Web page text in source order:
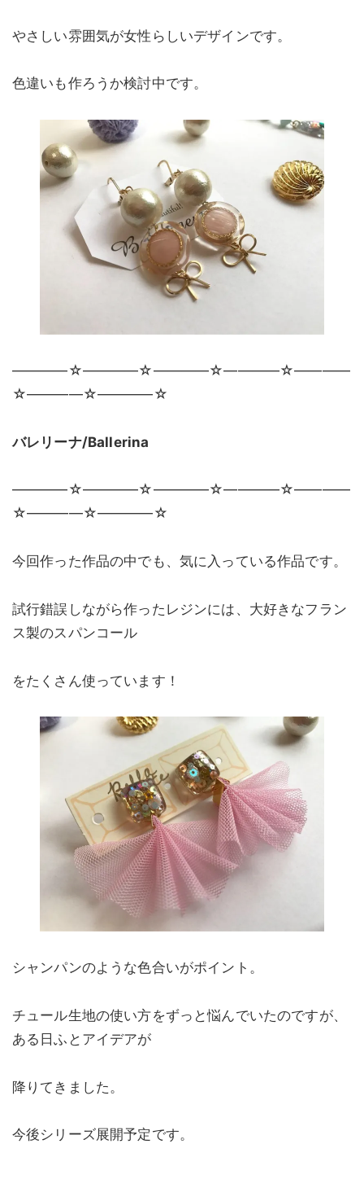
やさしい雰囲気が女性らしいデザインです。
色違いも作ろうか検討中です。
————☆————☆————☆————☆————
☆————☆————☆
バレリーナ/Ballerina
————☆————☆————☆————☆————
☆————☆————☆
今回作った作品の中でも、気に入っている作品です。
試行錯誤しながら作ったレジンには、大好きなフラン
ス製のスパンコール
をたくさん使っています！
シャンパンのような色合いがポイント。
チュール生地の使い方をずっと悩んでいたのですが、
ある日ふとアイデアが
降りてきました。
今後シリーズ展開予定です。